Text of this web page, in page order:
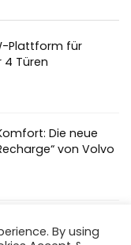
Plattform für
4 Türen
Die neue
von Volvo
By using